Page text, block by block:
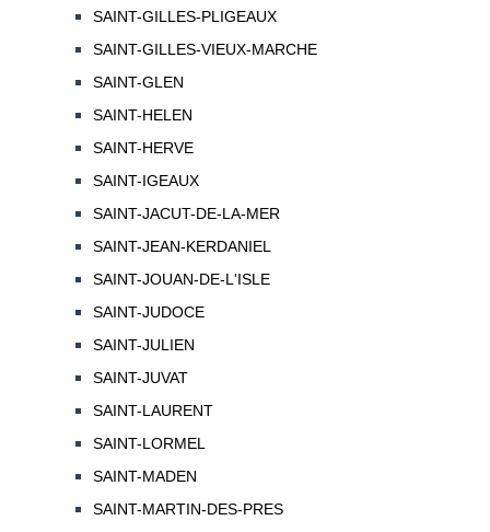
SAINT-GILLES-PLIGEAUX
SAINT-GILLES-VIEUX-MARCHE
SAINT-GLEN
SAINT-HELEN
SAINT-HERVE
SAINT-IGEAUX
SAINT-JACUT-DE-LA-MER
SAINT-JEAN-KERDANIEL
SAINT-JOUAN-DE-L'ISLE
SAINT-JUDOCE
SAINT-JULIEN
SAINT-JUVAT
SAINT-LAURENT
SAINT-LORMEL
SAINT-MADEN
SAINT-MARTIN-DES-PRES